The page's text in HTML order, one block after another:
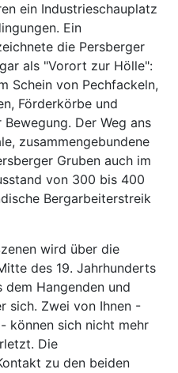
ein Industrieschauplatz
Ein
die Persberger
als "Vorort zur Hölle":
Schein von Pechfackeln,
Förderkörbe und
Der Weg ans
zusammengebundene
Gruben auch im
von 300 bis 400
Bergarbeiterstreik
wird über die
des 19. Jahrhunderts
Hangenden und
sich. Zwei von Ihnen -
können sich nicht mehr
Die
zu den beiden